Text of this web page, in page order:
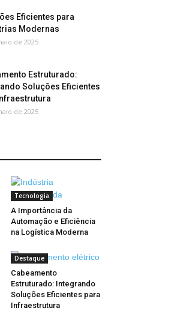
Eficientes para
Modernas
de 2025
Estruturado:
Soluções Eficientes
de 2025
Tecnologia
A Importância da
Automação e Eficiência
na Logística Moderna
Destaque
Cabeamento
Estruturado: Integrando
Soluções Eficientes para
Infraestrutura